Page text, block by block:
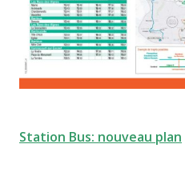
Station Bus: nouveau plan